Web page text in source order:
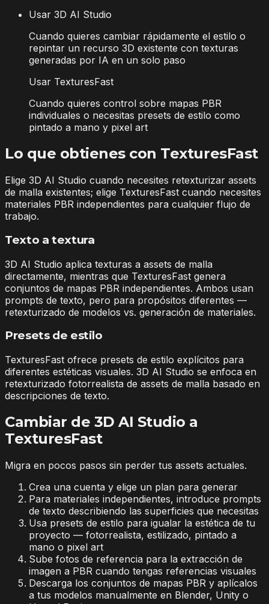
Usar 3D AI Studio
Cuando quieres cambiar rápidamente el estilo o
repintar un recurso 3D existente con texturas
generadas por IA en un solo paso
Usar TexturesFast
Cuando quieres control sobre mapas PBR
individuales o necesitas presets de estilo como
pintado a mano y pixel art
Lo que obtienes con TexturesFast
Elige 3D AI Studio cuando necesites retexturizar assets
de malla existentes; elige TexturesFast cuando necesites
materiales PBR independientes para cualquier flujo de
trabajo.
Texto a textura
3D AI Studio aplica texturas a assets de malla
directamente, mientras que TexturesFast genera
conjuntos de mapas PBR independientes. Ambos usan
prompts de texto, pero para propósitos diferentes —
retexturizado de modelos vs. generación de materiales.
Presets de estilo
TexturesFast ofrece presets de estilo explícitos para
diferentes estéticas visuales. 3D AI Studio se enfoca en
retexturizado fotorrealista de assets de malla basado en
descripciones de texto.
Cambiar de 3D AI Studio a
TexturesFast
Migra en pocos pasos sin perder tus assets actuales.
Crea una cuenta y elige un plan para generar
Para materiales independientes, introduce prompts
de texto describiendo las superficies que necesitas
Usa presets de estilo para igualar la estética de tu
proyecto — fotorrealista, estilizado, pintado a
mano o pixel art
Sube fotos de referencia para la extracción de
imagen a PBR cuando tengas referencias visuales
Descarga los conjuntos de mapas PBR y aplícalos
a tus modelos manualmente en Blender, Unity o